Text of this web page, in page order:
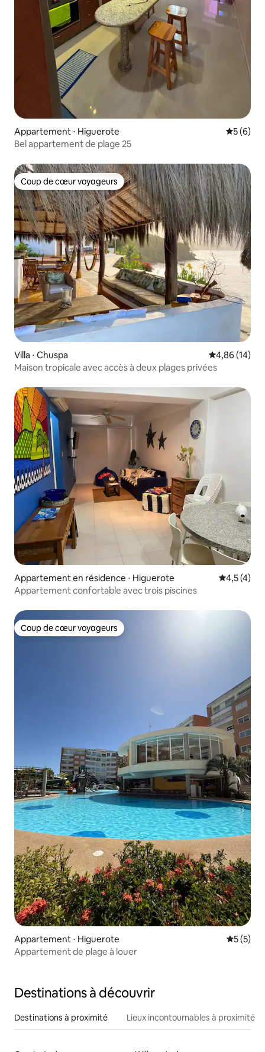
Appartement ⋅ Higuerote
5 (6)
Bel appartement de plage 25
Coup de cœur voyageurs
Coup de cœur voyageurs
Villa ⋅ Chuspa Évaluation
4,86 (14)
Maison tropicale avec accès à deux plages privées
Appartement en résidence ⋅ Higuerote Évaluation
4,5 (4)
Appartement confortable avec trois piscines
Coup de cœur voyageurs
Coup de cœur voyageurs
Appartement ⋅ Higuerote
5 (5)
Appartement de plage à louer
Destinations à découvrir
Destinations à proximité Lieux incontournables à proximité